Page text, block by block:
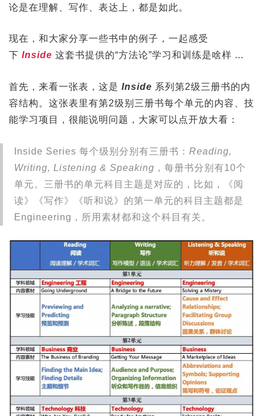
论是在理解、写作、表达上，都是如此。
现在，和大家分享一些书中的例子，一起感受
下 Inside 这套书提供的“方法论”学习和训练是啥样 ...
首先，来看一张表，这是 Inside 系列第2级三册书的内
容结构。这张表里有第2级别三册书每个单元的内容、技
能学习项目，很能说明问题，大家可以点开放大看：
Inside Series 每个级别分别有三册书：Reading,
Writing, Listening & Speaking ，每册书分别有10个
单元。三册书的单元科目主题是对应的，比如，《阅
读》《写作》《听和说》的第一单元的科目主题都是
Engineering，所用素材都和这个科目有关。